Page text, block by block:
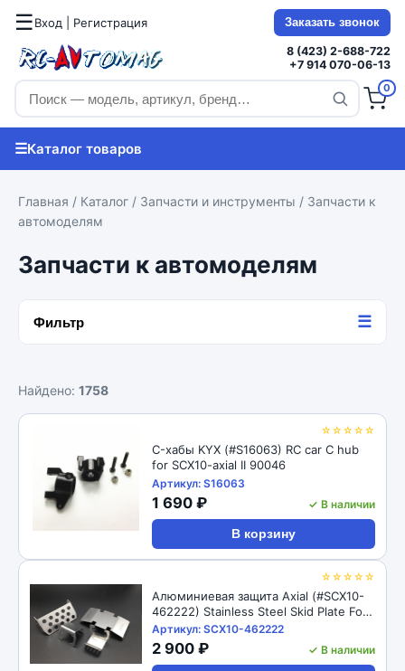
☰Вход | Регистрация Заказать звонок
8 (423) 2-688-722
+7 914 070-06-13
0
☰Каталог товаров
Главная / Каталог / Запчасти и инструменты / Запчасти к
автомоделям
Запчасти к автомоделям
Фильтр ☰
Найдено: 1758
☆☆☆☆☆
C-хабы KYX (#S16063) RC car C hub
for SCX10-axial II 90046
Артикул: S16063
1 690 ₽ ✓ В наличии
В корзину
☆☆☆☆☆
Алюминиевая защита Axial (#SCX10-
462222) Stainless Steel Skid Plate For
For Axial SCX10 II AX90046
Артикул: SCX10-462222
2 900 ₽ ✓ В наличии